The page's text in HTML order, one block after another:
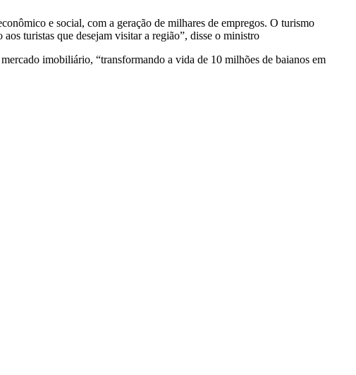
e social, com a geração de milhares de empregos. O turismo
turistas que desejam visitar a região”, disse o ministro
imobiliário, “transformando a vida de 10 milhões de baianos em